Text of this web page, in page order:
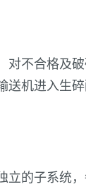
对不合格及
机进入生碎
立的子系统